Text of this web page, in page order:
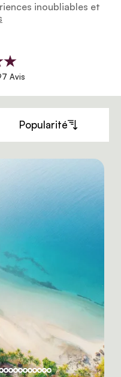
inoubliables et
Avis
Popularité